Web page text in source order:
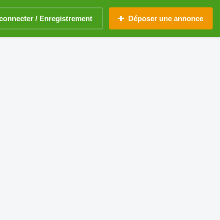
/ Enregistrement Déposer une annonce